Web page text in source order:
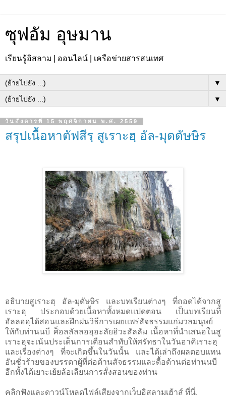
ซุฟอัม อุษมาน
เรียนรู้อิสลาม | ออนไลน์ | เครือข่ายสารสนเทศ
▼
▼
วันอังคารที่ 15 พฤศจิกายน พ.ศ. 2559
สรุปเนื้อหาตัฟสีรฺ สูเราะฮฺ อัล-มุดดัษษิร
อธิบายสูเราะฮฺ อัล-มุดัษษิร และบทเรียนต่างๆ ที่ถอดได้จากสู
เราะฮฺ ประกอบด้วยเนื้อหาทั้งหมดแปดตอน เป็นบทเรียนที่
อัลลอฮฺได้สอนและฝึกฝนวิธีการเผยแพร่สัจธรรมแก่มวลมนุษย์
ให้กับท่านนบี ศ็อลลัลลอฮุอะลัยฮิวะสัลลัม เนื้อหาที่นำเสนอในสู
เราะฮฺจะเน้นประเด็นการเตือนสำทับให้ศรัทธาในวันอาคิเราะฮฺ
และเรื่องต่างๆ ที่จะเกิดขึ้นในวันนั้น และได้เล่าถึงผลตอบแทน
อันชั่วร้ายของบรรดาผู้ที่ต่อต้านสัจธรรมและดื้อด้านต่อท่านนบี
อีกทั้งได้เยาะเย้ยล้อเลียนการสั่งสอนของท่าน
คลิกฟังและดาวน์โหลดไฟล์เสียงจากเว็บอิสลามเฮ้าส์ ที่นี่.